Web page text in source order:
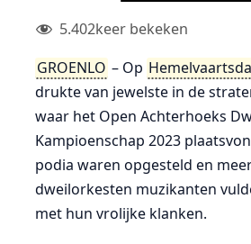
5.402keer bekeken
GROENLO – Op
drukte van jewelste in de
waar het Open Achterhoeks
Kampioenschap 2023
podia waren opgesteld en
dweilorkesten muzikanten
met hun vrolijke klanken.